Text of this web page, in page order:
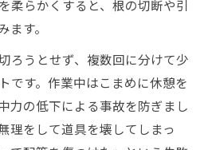
柔らかくすると、根の切断や引
す。
ろうとせず、複数回に分けて少
です。作業中はこまめに休憩を
力の低下による事故を防ぎまし
理をして道具を壊してしまっ